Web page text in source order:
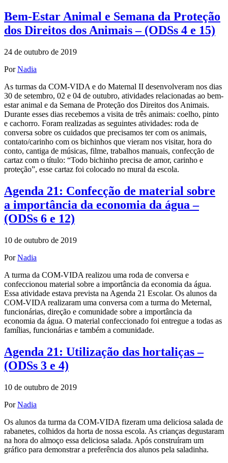
Bem-Estar Animal e Semana da Proteção
dos Direitos dos Animais – (ODSs 4 e 15)
24 de outubro de 2019
PorNadia
As turmas da COM-VIDA e do Maternal II desenvolveram nos dias
30 de setembro, 02 e 04 de outubro, atividades relacionadas ao bem-
estar animal e da Semana de Proteção dos Direitos dos Animais.
Durante esses dias recebemos a visita de três animais: coelho, pinto
e cachorro. Foram realizadas as seguintes atividades: roda de
conversa sobre os cuidados que precisamos ter com os animais,
contato/carinho com os bichinhos que vieram nos visitar, hora do
conto, cantiga de músicas, filme, trabalhos manuais, confecção de
cartaz com o título: “Todo bichinho precisa de amor, carinho e
proteção”, esse cartaz foi colocado no mural da escola.
Agenda 21: Confecção de material sobre
a importância da economia da água –
(ODSs 6 e 12)
10 de outubro de 2019
PorNadia
A turma da COM-VIDA realizou uma roda de conversa e
confeccionou material sobre a importância da economia da água.
Essa atividade estava prevista na Agenda 21 Escolar. Os alunos da
COM-VIDA realizaram uma conversa com a turma do Meternal,
funcionárias, direção e comunidade sobre a importância da
economia da água. O material confeccionado foi entregue a todas as
famílias, funcionárias e também a comunidade.
Agenda 21: Utilização das hortaliças –
(ODSs 3 e 4)
10 de outubro de 2019
PorNadia
Os alunos da turma da COM-VIDA fizeram uma deliciosa salada de
rabanetes, colhidos da horta de nossa escola. As crianças degustaram
na hora do almoço essa deliciosa salada. Após construíram um
gráfico para demonstrar a preferência dos alunos pela saladinha.